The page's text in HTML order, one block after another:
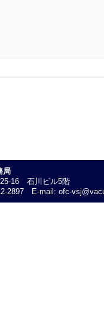
局
16 石川ビル5階
2897 E-mail: ofc-